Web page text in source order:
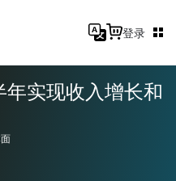
登录
实现收入增长和